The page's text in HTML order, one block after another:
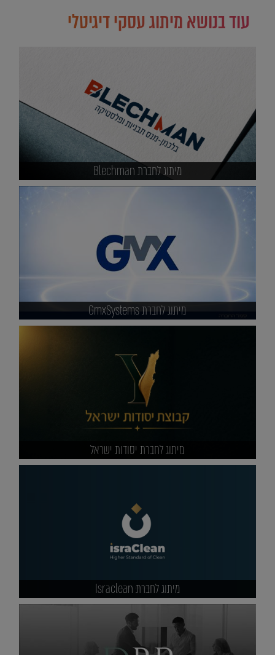
עוד בנושא מיתוג עסקי דיגיטלי
מיתוג לחברת Blechman
מיתוג לחברת GmxSystems
מיתוג לחברת יסודות ישראל
מיתוג לחברת Israclean